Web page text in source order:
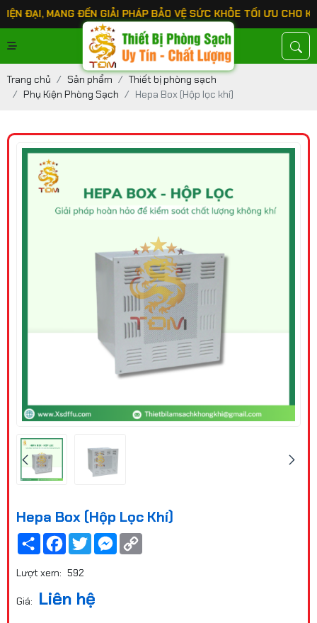
ĐẾN GIẢI PHÁP BẢO VỆ SỨC KHỎE TỐI ƯU CHO KHÁCH HÀNG.
Trang chủ Sản phẩm
Thiết bị phòng sạch
Phụ Kiện Phòng Sạch
Hepa Box (Hộp lọc khí)
Hepa Box (Hộp Lọc Khí)
Share Facebook
TwitterMessenger
Lượt xem: 592
Giá: Liên hệ